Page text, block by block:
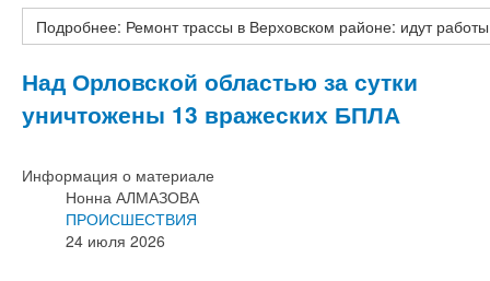
Подробнее: Ремонт трассы в Верховском районе: идут
Над Орловской областью за сутки
уничтожены 13 вражеских БПЛА
Информация о материале
Нонна АЛМАЗОВА
ПРОИСШЕСТВИЯ
24 июля 2026